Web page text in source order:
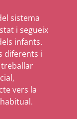
sistema
i segueix
infants.
diferents i
vers la